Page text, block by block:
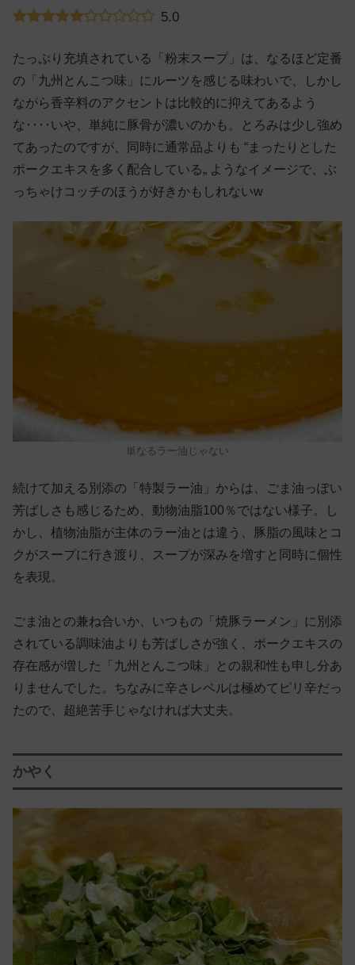
5.0
たっぷり充填されている「粉末スープ」は、なるほど定番
の「九州とんこつ味」にルーツを感じる味わいで、しかし
ながら香辛料のアクセントは比較的に抑えてあるよう
な‥‥いや、単純に豚骨が濃いのかも。とろみは少し強め
てあったのですが、同時に通常品よりも “まったりとした
ポークエキスを多く配合している„ ようなイメージで、ぶ
っちゃけコッチのほうが好きかもしれないw
単なるラー油じゃない
続けて加える別添の「特製ラー油」からは、ごま油っぽい
芳ばしさも感じるため、動物油脂100％ではない様子。し
かし、植物油脂が主体のラー油とは違う、豚脂の風味とコ
クがスープに行き渡り、スープが深みを増すと同時に個性
を表現。
ごま油との兼ね合いか、いつもの「焼豚ラーメン」に別添
されている調味油よりも芳ばしさが強く、ポークエキスの
存在感が増した「九州とんこつ味」との親和性も申し分あ
りませんでした。ちなみに辛さレベルは極めてピリ辛だっ
たので、超絶苦手じゃなければ大丈夫。
かやく